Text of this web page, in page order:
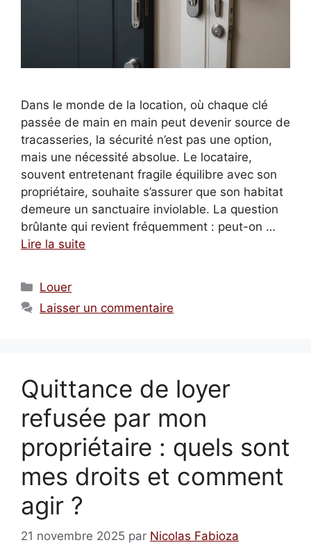
Dans le monde de la location, où chaque clé
passée de main en main peut devenir source de
tracasseries, la sécurité n’est pas une option,
mais une nécessité absolue. Le locataire,
souvent entretenant fragile équilibre avec son
propriétaire, souhaite s’assurer que son habitat
demeure un sanctuaire inviolable. La question
brûlante qui revient fréquemment : peut-on …
Lire la suite
Catégories
Louer
Laisser un commentaire
Quittance de loyer
refusée par mon
propriétaire : quels sont
mes droits et comment
agir ?
21 novembre 2025 par Nicolas Fabioza